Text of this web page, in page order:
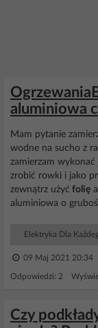
aluminiowa
Mam pytanie
wodne na sucho z
zamierzam
zrobić rowki i jako
zewnątrz użyć folię
aluminiowa o
Elektryka Dla
09 Maj 2021 20:34
Odpowiedzi: 2
Czy